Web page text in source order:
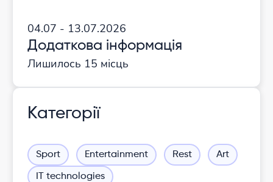
04.07 - 13.07.2026
Додаткова інформація
Лишилось 15 місць
Категорії
Sport Entertainment Rest Art
IT technologies